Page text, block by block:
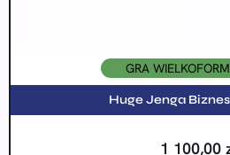
GRA
Huge Jenga
1 100,00